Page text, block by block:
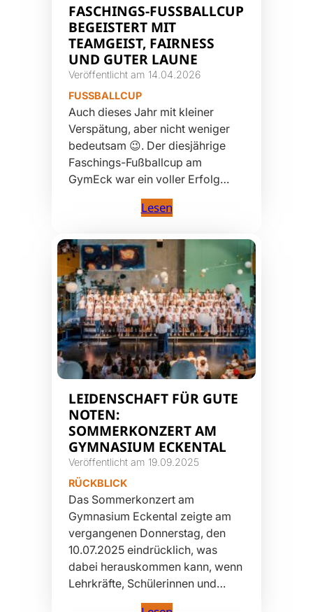
FASCHINGS-FUSSBALLCUP B
EGEISTERT MIT T
EAMGEIST, FAIRNESS U
ND GUTER LAUNE
Veröffentlicht am 14.04.2026
FUSSBALLCUP
Auch dieses Jahr mit kleiner
Verspätung, aber nicht weniger
bedeutsam 😉. Der diesjährige
Faschings-Fußballcup am
GymEck war ein voller Erfolg…
Lesen
LEIDENSCHAFT FÜR GUTE
NOTEN:
SOMMERKONZERT AM
GYMNASIUM ECKENTAL
Veröffentlicht am 19.09.2025
RÜCKBLICK
Das Sommerkonzert am
Gymnasium Eckental zeigte am
vergangenen Donnerstag, den
10.07.2025 eindrücklich, was
dabei herauskommen kann, wenn
Lehrkräfte, Schülerinnen und…